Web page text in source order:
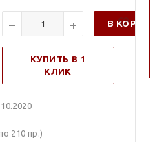
В КОРЗИНУ
КУПИТЬ В 1
КЛИК
210 пр.)